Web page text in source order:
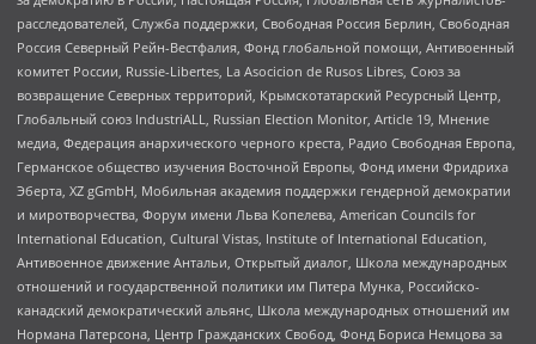
расследователей, Служба поддержки, Свободная Россия Берлин, Свободная
Россия Северный Рейн-Вестфалия, Фонд глобальной помощи, Антивоенный
комитет России, Russie-Libertes, La Asocicion de Rusos Libres, Союз за
возвращение Северных территорий, Крымскотатарский Ресурсный Центр,
Глобальный союз IndustriALL, Russian Election Monitor, Article 19, Мнение
медиа, Федерация анархического черного креста, Радио Свободная Европа,
Германское общество изучения Восточной Европы, Фонд имени Фридриха
Эберта, XZ gGmbH, Мобильная академия поддержки гендерной демократии
и миротворчества, Форум имени Льва Копелева, American Councils for
International Education, Cultural Vistas, Institute of International Education,
Антивоенное движение Антальи, Открытый диалог, Школа международных
отношений и государственной политики им Питера Мунка, Российско-
канадский демократический альянс, Школа международных отношений им
Нормана Патерсона, Центр Гражданских Свобод, Фонд Бориса Немцова за